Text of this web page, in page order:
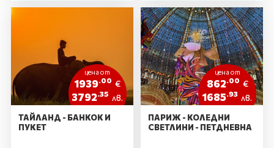
цена от
1939 .00 €
3792.35 лв.
ТАЙЛАНД - БАНКОК И
ПУКЕТ
цена от
862 .00 €
1685.93 лв.
ПАРИЖ - КОЛЕДНИ
СВЕТЛИНИ - ПЕТДНЕВНА